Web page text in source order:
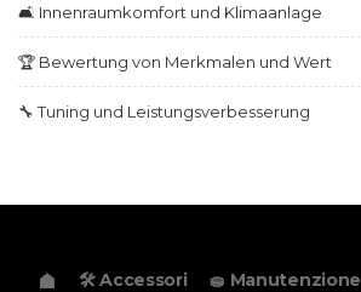
🛋️ Innenraumkomfort und Klimaanlage
🏆 Bewertung von Merkmalen und Wert
🔧 Tuning und Leistungsverbesserung
🛠️ Accessori 🧽 Manutenzione